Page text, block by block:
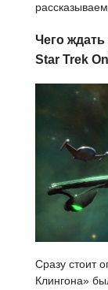
Чего
Star Trek
Сразу стоит
Клингона»